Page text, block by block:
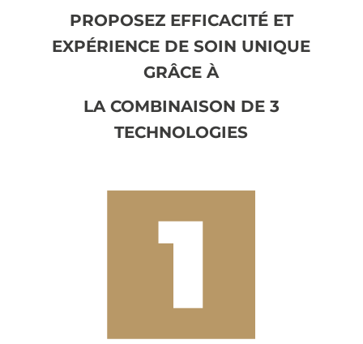
PROPOSEZ EFFICACITÉ ET
EXPÉRIENCE DE SOIN UNIQUE
GRÂCE À
LA COMBINAISON DE 3
TECHNOLOGIES